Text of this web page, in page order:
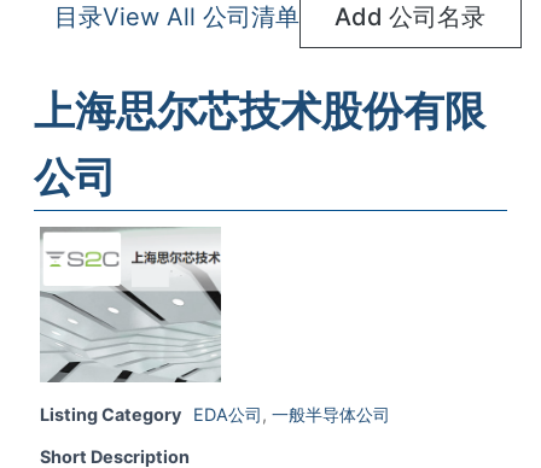
目录View All 公司清单 Add 公司名录
上海思尔芯技术股份有限
公司
Listing Category EDA公司, 一般半导体公司
Short Description